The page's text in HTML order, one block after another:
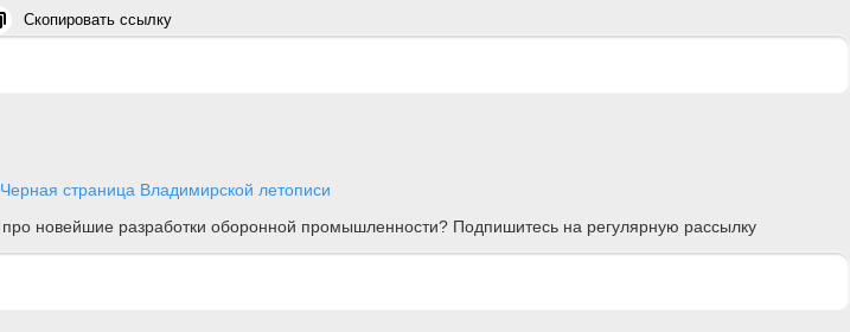
Скопировать ссылку
Черная страница Владимирской летописи
новейшие разработки оборонной промышленности? Подпишитесь на регулярную рассылку